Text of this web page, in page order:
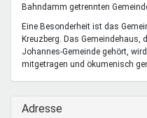
Demokratie & Beteiligung
Bahndamm getrennten
Eine Besonderheit ist das
Kreuzberg. Das Gemeindehaus,
Johannes-Gemeinde gehört,
mitgetragen und ökumenisch
Ausblenden
Adresse